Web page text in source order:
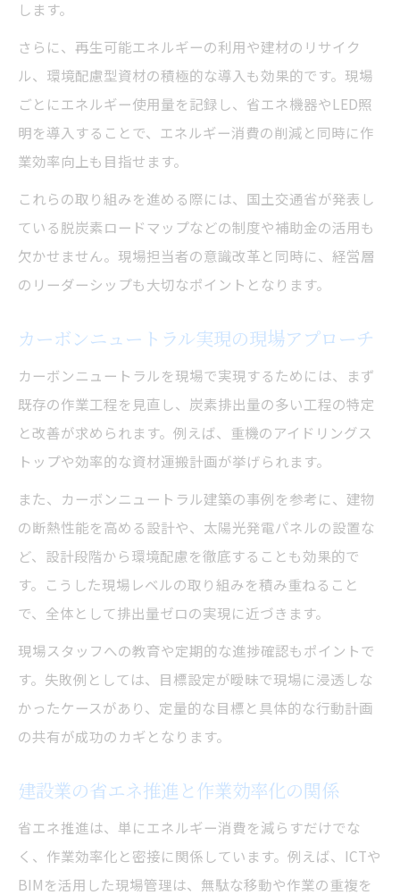
します。
さらに、再生可能エネルギーの利用や建材のリサイク
ル、環境配慮型資材の積極的な導入も効果的です。現場
ごとにエネルギー使用量を記録し、省エネ機器やLED照
明を導入することで、エネルギー消費の削減と同時に作
業効率向上も目指せます。
これらの取り組みを進める際には、国土交通省が発表し
ている脱炭素ロードマップなどの制度や補助金の活用も
欠かせません。現場担当者の意識改革と同時に、経営層
のリーダーシップも大切なポイントとなります。
カーボンニュートラル実現の現場アプローチ
カーボンニュートラルを現場で実現するためには、まず
既存の作業工程を見直し、炭素排出量の多い工程の特定
と改善が求められます。例えば、重機のアイドリングス
トップや効率的な資材運搬計画が挙げられます。
また、カーボンニュートラル建築の事例を参考に、建物
の断熱性能を高める設計や、太陽光発電パネルの設置な
ど、設計段階から環境配慮を徹底することも効果的で
す。こうした現場レベルの取り組みを積み重ねること
で、全体として排出量ゼロの実現に近づきます。
現場スタッフへの教育や定期的な進捗確認もポイントで
す。失敗例としては、目標設定が曖昧で現場に浸透しな
かったケースがあり、定量的な目標と具体的な行動計画
の共有が成功のカギとなります。
建設業の省エネ推進と作業効率化の関係
省エネ推進は、単にエネルギー消費を減らすだけでな
く、作業効率化と密接に関係しています。例えば、ICTや
BIMを活用した現場管理は、無駄な移動や作業の重複を